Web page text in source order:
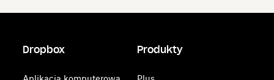
Dropbox Produkty